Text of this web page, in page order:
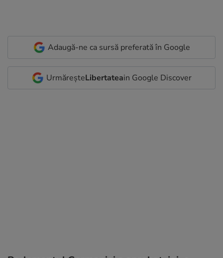
Adaugă-ne ca sursă preferată în Google
UrmăreșteLibertateain Google Discover